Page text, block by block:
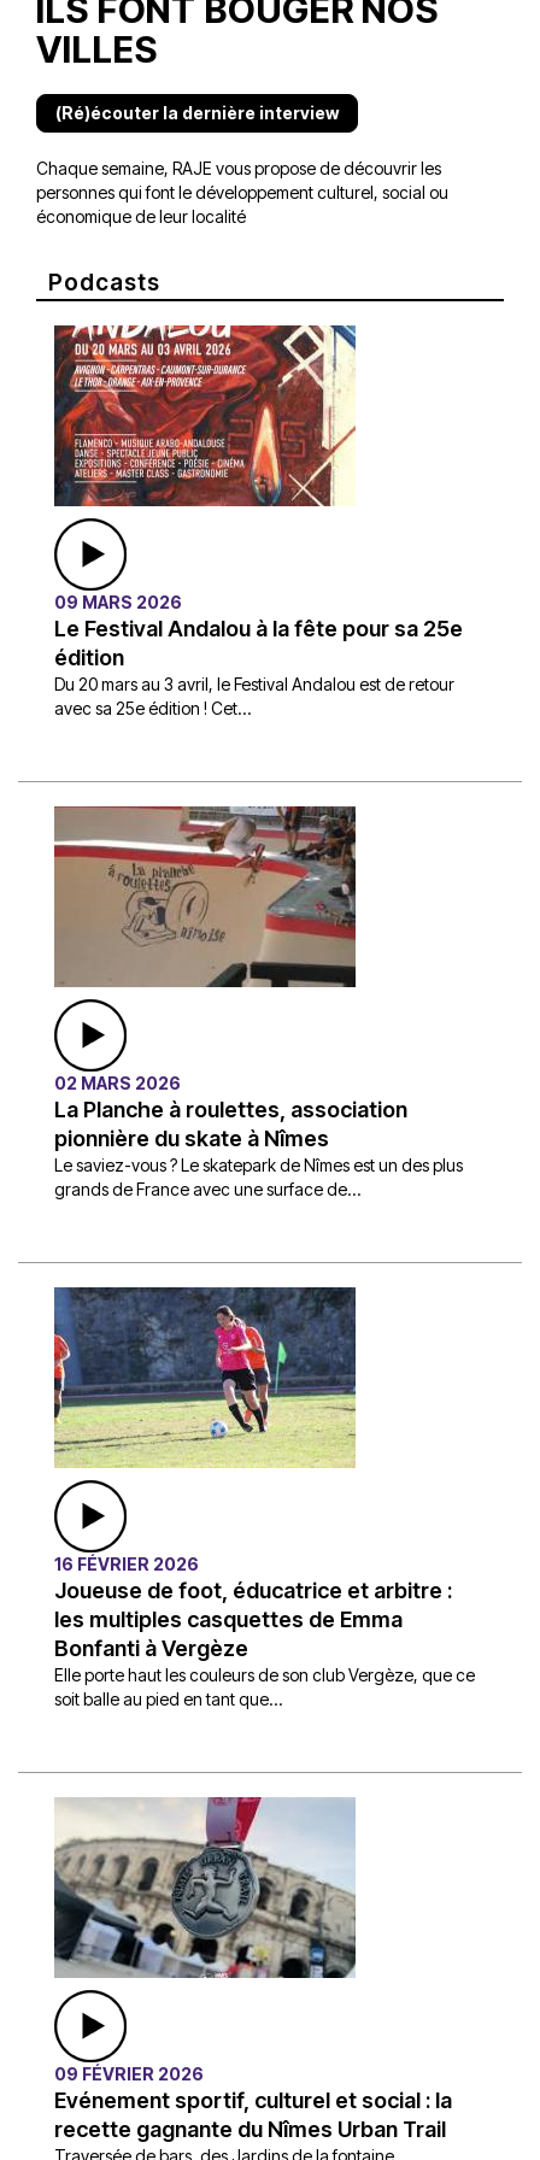
ILS FONT BOUGER NOS
VILLES
(Ré)écouter la dernière interview
Chaque semaine, RAJE vous propose de découvrir les
personnes qui font le développement culturel, social ou
économique de leur localité
Podcasts
09 MARS 2026
Le Festival Andalou à la fête pour sa 25e
édition
Du 20 mars au 3 avril, le Festival Andalou est de retour
avec sa 25e édition ! Cet...
02 MARS 2026
La Planche à roulettes, association
pionnière du skate à Nîmes
Le saviez-vous ? Le skatepark de Nîmes est un des plus
grands de France avec une surface de...
16 FÉVRIER 2026
Joueuse de foot, éducatrice et arbitre :
les multiples casquettes de Emma
Bonfanti à Vergèze
Elle porte haut les couleurs de son club Vergèze, que ce
soit balle au pied en tant que...
09 FÉVRIER 2026
Evénement sportif, culturel et social : la
recette gagnante du Nîmes Urban Trail
Traversée de bars, des Jardins de la fontaine,